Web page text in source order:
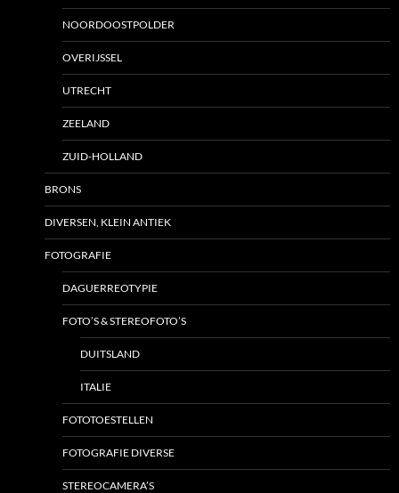
NOORDOOSTPOLDER
OVERIJSSEL
UTRECHT
ZEELAND
ZUID-HOLLAND
BRONS
DIVERSEN, KLEIN ANTIEK
FOTOGRAFIE
DAGUERREOTYPIE
FOTO’S & STEREOFOTO’S
DUITSLAND
ITALIE
FOTOTOESTELLEN
FOTOGRAFIE DIVERSE
STEREOCAMERA’S